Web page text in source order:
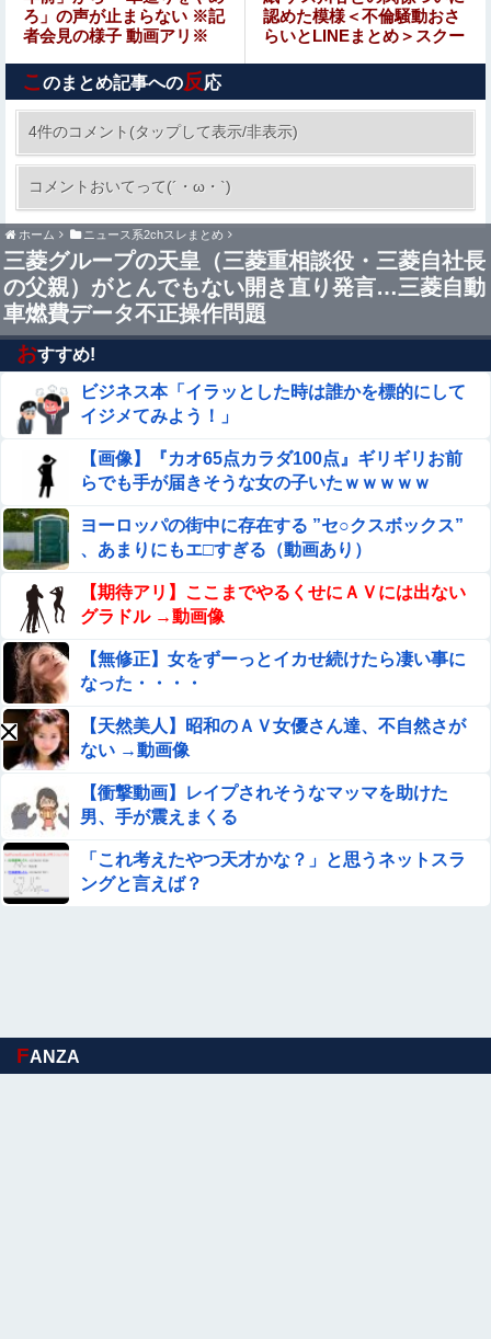
手マン嫌がる彼氏持ちギャル「ねぇもうやめて！」⇒ マ○
【画像】 引きこもり女さん、ドスケベザすぎるｗｗｗｗｗ
ｗｗｗｗｗ
フロム「ダークソウルを完結させるでー！」←お
おええやん
スマホゲー業界、終わりの始まり…倒産件数が過去最多ペ
ース「数億円かけても爆ﾀﾋ」
養子だと知った10歳の息子から「本当の親に会いたい」と
相談された。正直に答えたら夫婦関係が急変して…
【画像】 JCさん、足漕ぎボートで回遊中にアソコがモロ
見えになってしまうｗｗｗ
【正論】ホリエモン、移民受け入れ反対派にブチギレ→ス
タジオ誰も反論できず沈黙
同僚の美人に土下座して必死に頼んだらこうなるwww
最新の日本人が減り、外国人が増えた街市ランキングをご
覧下さい→5位川口市、4位京都市、ではトップ3は❓
ストーカーに狙われた女子高生が悲惨…絶対に避けられな
い中出しレ●プGIF画像
【悲報】 飛行機のパイロットさん、「駅弁」を食べてい
ることがバレる……
【悲報】彼女にペニバンで犯されたらｗｗｗｗｗｗｗｗｗ
【悲報】女の子、被災地に大量の「手作りおにぎり」を届
けるｗｗｗｗ
【腹筋崩壊】 見た瞬間吹いた画像を貼っていくスレｗｗｗ
ｗ
実
【シコ画像】 巨乳女さん、混浴風呂でクッソエ口い身体を
ろ」の声が止まらない ※記
者会見の様子 動画アリ※
認めた模様＜不倫騒動おさ
らいとLINEまとめ＞スクー
こ のまとめ記事への反応
4件のコメント(タップして表示/非表示)
コメントおいてって(´・ω・`)
ホーム ニュース系2chスレまとめ
三菱グループの天皇（三菱重相談役・三菱自社長
の父親）がとんでもない開き直り発言…三菱自動
車燃費データ不正操作問題
おすすめ!
ビジネス本「イラッとした時は誰かを標的にして
イジメてみよう！」
【画像】『カオ65点カラダ100点』ギリギリお前
らでも手が届きそうな女の子いたｗｗｗｗｗ
ヨーロッパの街中に存在する ”セ○クスボックス”
、あまりにもエ□すぎる（動画あり）
【期待アリ】ここまでやるくせにＡＶには出ない
グラドル →動画像
【無修正】女をずーっとイカせ続けたら凄い事に
なった・・・・
【天然美人】昭和のＡＶ女優さん達、不自然さが
ない →動画像
【衝撃動画】レイプされそうなマッマを助けた
男、手が震えまくる
「これ考えたやつ天才かな？」と思うネットスラ
ングと言えば？
FANZA